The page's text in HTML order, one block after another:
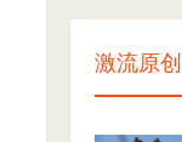
激流原创